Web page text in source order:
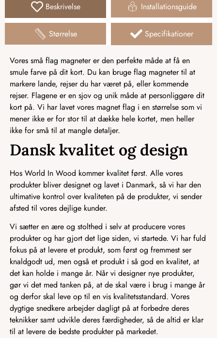
Beskrivelse
Størrelse
Installationsguide
Specifikationer
Vores små flag magneter er den perfekte måde at få en
smule farve på dit kort. Du kan bruge flag magneter til at
markere lande, rejser du har været på, eller kommende
rejser. Flagene er en sjov og unik måde at personliggøre dit
kort på. Vi har lavet vores magnet flag i en størrelse som vi
mener ikke er for stor til at dække hele kortet, men heller
ikke for små til at mangle detaljer.
Dansk kvalitet og design
Hos World In Wood kommer kvalitet først. Alle vores
produkter bliver designet og lavet i Danmark, så vi har den
ultimative kontrol over kvaliteten på de produkter, vi sender
afsted til vores dejlige kunder.
Vi sætter en ære og stolthed i selv at producere vores
produkter og har gjort det lige siden, vi startede. Vi har fuld
fokus på at levere et produkt, som først og fremmest ser
knaldgodt ud, men også et produkt i så god en kvalitet, at
det kan holde i mange år. Når vi designer nye produkter,
gør vi det med tanken på, at de skal være i brug i mange år
og derfor skal leve op til en vis kvalitetsstandard. Vores
dygtige snedkere arbejder dagligt på at forbedre deres
teknikker samt udvikle deres færdigheder, så de altid er klar
til at levere de bedste produkter på markedet.